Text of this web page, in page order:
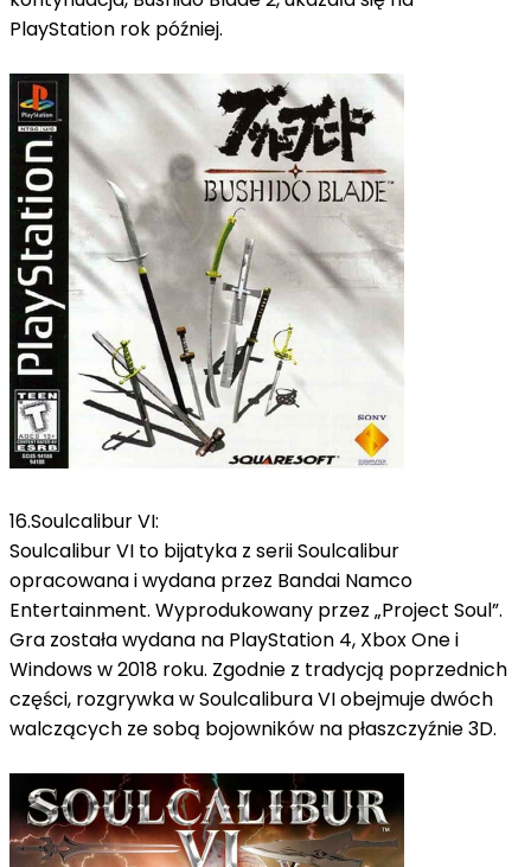
PlayStation rok później.
16.Soulcalibur VI:
Soulcalibur VI to bijatyka z serii Soulcalibur
opracowana i wydana przez Bandai Namco
Entertainment. Wyprodukowany przez „Project Soul”.
Gra została wydana na PlayStation 4, Xbox One i
Windows w 2018 roku. Zgodnie z tradycją poprzednich
części, rozgrywka w Soulcalibura VI obejmuje dwóch
walczących ze sobą bojowników na płaszczyźnie 3D.